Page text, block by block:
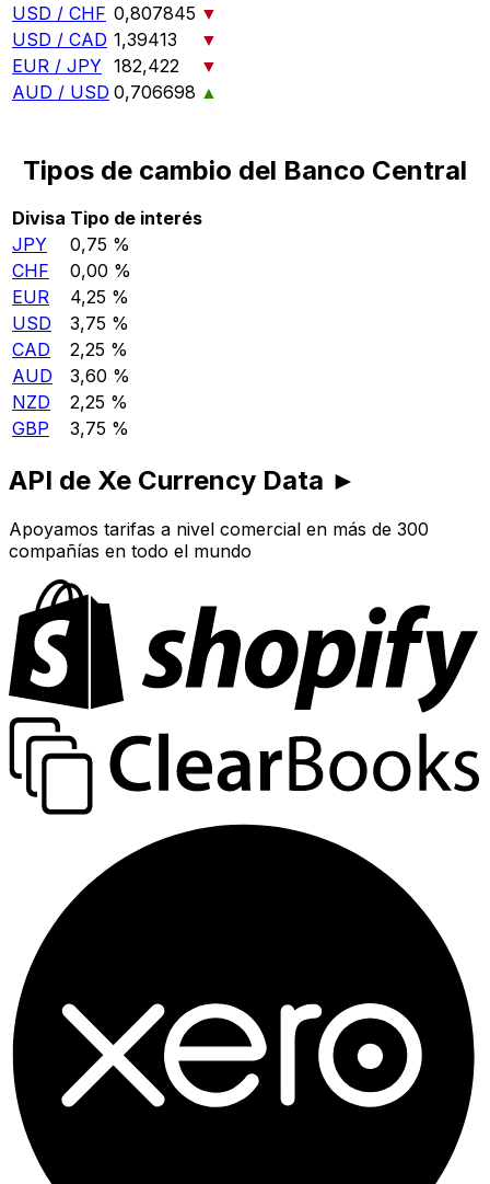
USD / CHF 0,807845 ▼
USD / CAD 1,39413
▼
EUR / JPY 182,422
▼
AUD / USD 0,706698 ▲
Tipos de cambio del Banco Central
Divisa Tipo de interés
JPY
0,75 %
CHF
0,00 %
EUR
4,25 %
USD
3,75 %
CAD
2,25 %
AUD
3,60 %
NZD
2,25 %
GBP
3,75 %
API de Xe Currency Data ►
Apoyamos tarifas a nivel comercial en más de 300
compañías en todo el mundo